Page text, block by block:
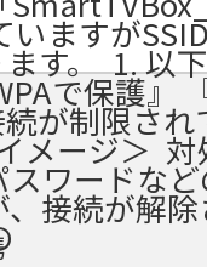
いますが
す。 ​ 1. 以
で保護』
が制限され
メージ＞
ワードな
接続が解